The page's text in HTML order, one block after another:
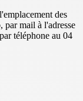
des
par mail à l'adresse
téléphone au 04